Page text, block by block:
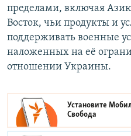
пределами, включая
Восток, чьи продукты и
поддерживать военные
наложенных на её
отношении Украины.
Установите
Свобода